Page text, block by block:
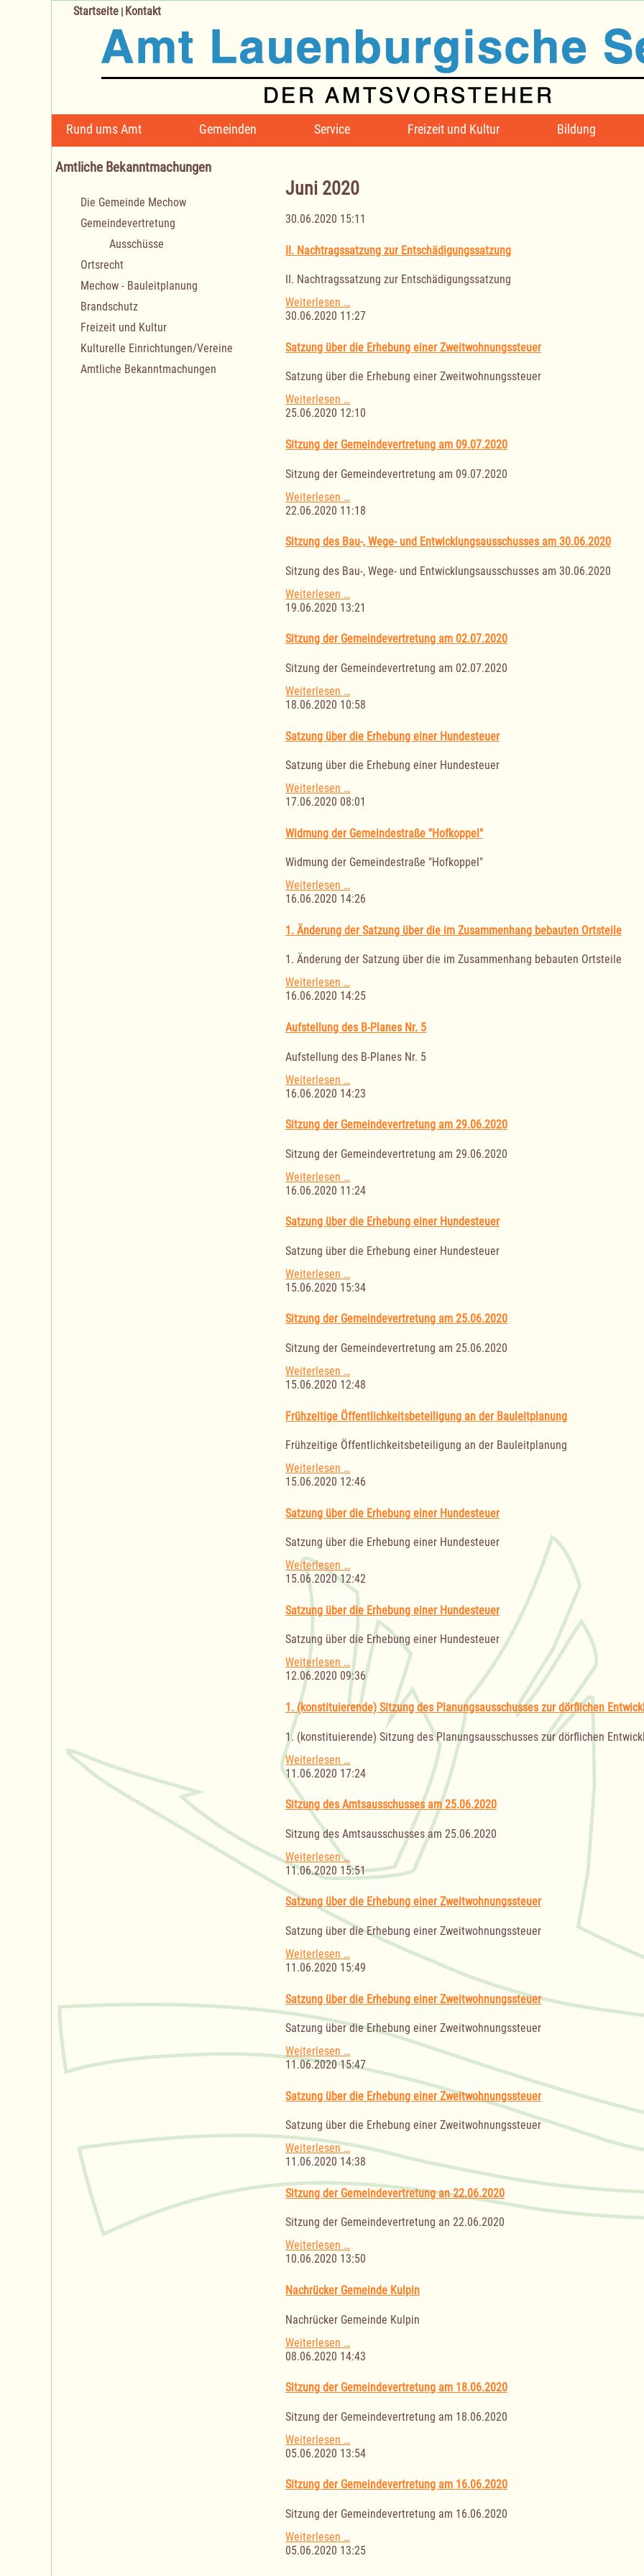
Navigation
überspringen
Rund ums Amt Gemeinden Service Freizeit und Kultur Bildung
Startseite | Kontakt
Juni 2020
30.06.2020 15:11
II. Nachtragssatzung zur Entschädigungssatzung
II. Nachtragssatzung zur Entschädigungssatzung
Weiterlesen …II.
Nachtragssatzung
Entschädigungssatzung
30.06.2020 11:27
Satzung über die Erhebung einer Zweitwohnungssteuer
Satzung über die Erhebung einer Zweitwohnungssteuer
Weiterlesen …Satzung
über
Erhebung
einer
Zweitwohnungssteuer
25.06.2020 12:10
Sitzung der Gemeindevertretung am 09.07.2020
Sitzung der Gemeindevertretung am 09.07.2020
Weiterlesen …
der
am
09.07.2020
22.06.2020 11:18
Sitzung des Bau-, Wege- und Entwicklungsausschusses am 30.06.2020
Sitzung des Bau-, Wege- und Entwicklungsausschusses am 30.06.2020
Weiterlesen …
des
Wege-
und
Entwicklungsausschusses
am
19.06.2020 13:21
Sitzung der Gemeindevertretung am 02.07.2020
Sitzung der Gemeindevertretung am 02.07.2020
Weiterlesen …Sitzung
der
am
02.07.2020
18.06.2020 10:58
Satzung über die Erhebung einer Hundesteuer
Satzung über die Erhebung einer Hundesteuer
Weiterlesen …Satzung
über
Erhebung
einer
Hundesteuer
17.06.2020 08:01
Widmung der Gemeindestraße "Hofkoppel"
Widmung der Gemeindestraße "Hofkoppel"
Weiterlesen …Widmung
der
"Hofkoppel"
16.06.2020 14:26
1. Änderung der Satzung über die im Zusammenhang bebauten Ortsteile
1. Änderung der Satzung über die im Zusammenhang bebauten Ortsteile
Weiterlesen …1.
Änderung
Satzung
über
die
im
bebauten
16.06.2020 14:25
Aufstellung des B-Planes Nr. 5
Aufstellung des B-Planes Nr. 5
Weiterlesen …
des
Planes
Nr.
16.06.2020 14:23
Sitzung der Gemeindevertretung am 29.06.2020
Sitzung der Gemeindevertretung am 29.06.2020
Weiterlesen …
der
am
29.06.2020
16.06.2020 11:24
Satzung über die Erhebung einer Hundesteuer
Satzung über die Erhebung einer Hundesteuer
Weiterlesen …Satzung
über
Erhebung
einer
Hundesteuer
15.06.2020 15:34
Sitzung der Gemeindevertretung am 25.06.2020
Sitzung der Gemeindevertretung am 25.06.2020
Weiterlesen …Sitzung
der
am
25.06.2020
15.06.2020 12:48
Frühzeitige Öffentlichkeitsbeteiligung an der Bauleitplanung
Frühzeitige Öffentlichkeitsbeteiligung an der Bauleitplanung
Weiterlesen …Frühzeitige
Öffentlichkeitsbeteiligung
der
Bauleitplanung
15.06.2020 12:46
Satzung über die Erhebung einer Hundesteuer
Satzung über die Erhebung einer Hundesteuer
Weiterlesen …Satzung
über
die
Erhebung
einer
Hundesteuer
15.06.2020 12:42
Satzung über die Erhebung einer Hundesteuer
Satzung über die Erhebung einer Hundesteuer
Weiterlesen …Satzung
über
die
Erhebung
einer
Hundesteuer
12.06.2020 09:36
1. (konstituierende) Sitzung des Planungsausschusses zur dörflichen
1. (konstituierende) Sitzung des Planungsausschusses zur dörflichen
Weiterlesen …
(konstituierende)
des
Planungsausschusses
zur
dörflichen
Entwicklung
11.06.2020 17:24
Sitzung des Amtsausschusses am 25.06.2020
Sitzung des Amtsausschusses am 25.06.2020
Weiterlesen …
des
Amtsausschusses
am
25.06.2020
11.06.2020 15:51
Satzung über die Erhebung einer Zweitwohnungssteuer
Satzung über die Erhebung einer Zweitwohnungssteuer
Weiterlesen …Satzung
über
Erhebung
einer
Zweitwohnungssteuer
11.06.2020 15:49
Satzung über die Erhebung einer Zweitwohnungssteuer
Satzung über die Erhebung einer Zweitwohnungssteuer
Weiterlesen …Satzung
über
Erhebung
einer
Zweitwohnungssteuer
11.06.2020 15:47
Satzung über die Erhebung einer Zweitwohnungssteuer
Satzung über die Erhebung einer Zweitwohnungssteuer
Weiterlesen …Satzung
über
Erhebung
einer
Zweitwohnungssteuer
11.06.2020 14:38
Sitzung der Gemeindevertretung an 22.06.2020
Sitzung der Gemeindevertretung an 22.06.2020
Weiterlesen …Sitzung
der
an
22.06.2020
10.06.2020 13:50
Nachrücker Gemeinde Kulpin
Nachrücker Gemeinde Kulpin
Weiterlesen …
Gemeinde
08.06.2020 14:43
Sitzung der Gemeindevertretung am 18.06.2020
Sitzung der Gemeindevertretung am 18.06.2020
Weiterlesen …
der
am
18.06.2020
05.06.2020 13:54
Sitzung der Gemeindevertretung am 16.06.2020
Sitzung der Gemeindevertretung am 16.06.2020
Weiterlesen …Sitzung
der
05.06.2020 13:25
Amtliche Bekanntmachungen
Navigation
überspringen
Die Gemeinde Mechow
Gemeindevertretung
Ausschüsse
Ortsrecht
Mechow - Bauleitplanung
Brandschutz
Freizeit und Kultur
Kulturelle Einrichtungen/Vereine
Amtliche Bekanntmachungen